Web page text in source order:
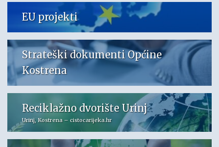
EU projekti
Strateški dokumenti Općine
Kostrena
Reciklažno dvorište Urinj
Urinj, Kostrena – cistocarijeka.hr